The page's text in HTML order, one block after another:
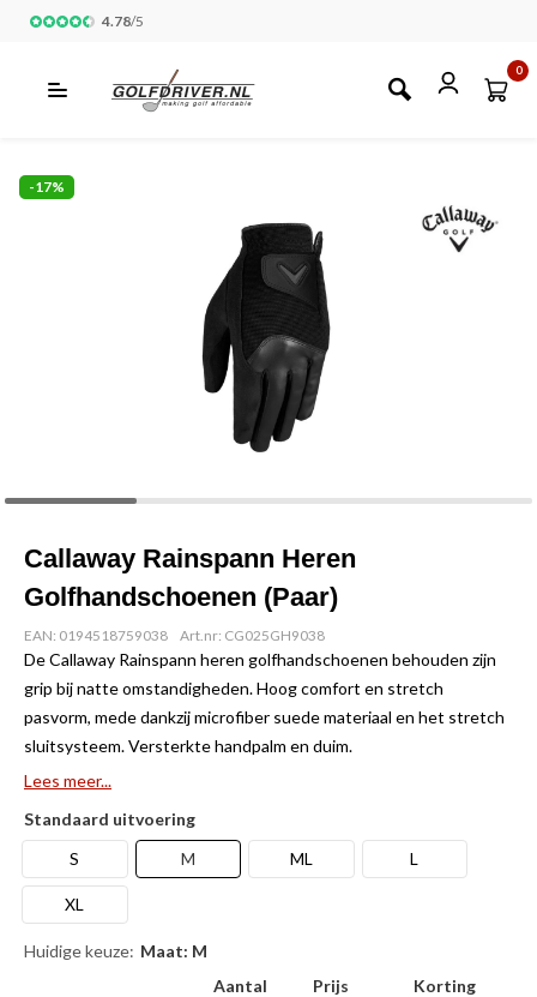
4.78/5
0
-17%
Callaway Rainspann Heren
Golfhandschoenen (Paar)
EAN: 0194518759038 Art.nr: CG025GH9038
De Callaway Rainspann heren golfhandschoenen behouden zijn
grip bij natte omstandigheden. Hoog comfort en stretch
pasvorm, mede dankzij microfiber suede materiaal en het stretch
sluitsysteem. Versterkte handpalm en duim.
Lees meer...
Standaard uitvoering
S
M ML L
XL
Huidige keuze: Maat: M
Aantal Prijs
Korting